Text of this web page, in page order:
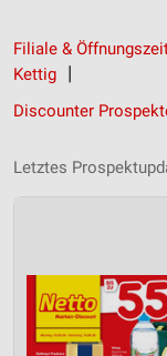
Filiale &
Kettig
Discounter
Letztes